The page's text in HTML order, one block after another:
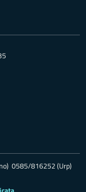
0585/816252 (Urp)